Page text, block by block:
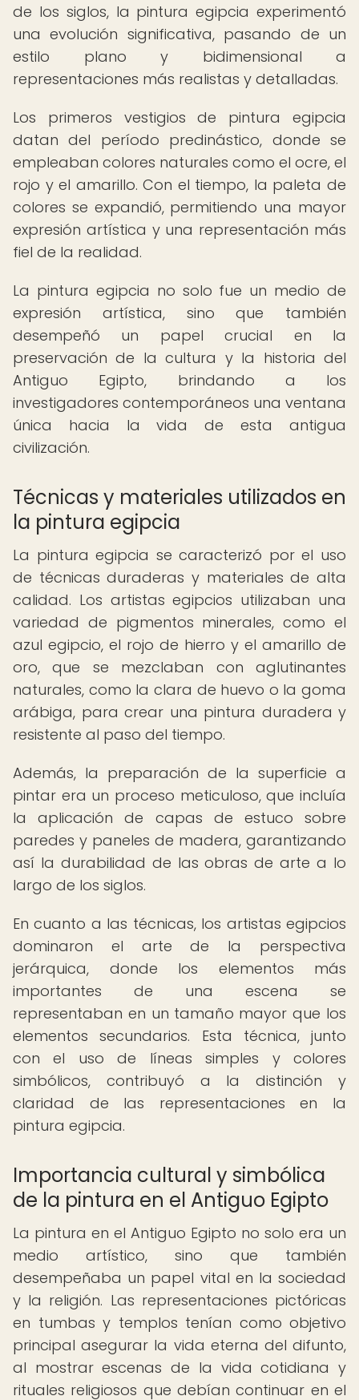
de los siglos, la pintura egipcia experimentó
una evolución significativa, pasando de un
estilo plano y bidimensional a
representaciones más realistas y detalladas.
Los primeros vestigios de pintura egipcia
datan del período predinástico, donde se
empleaban colores naturales como el ocre, el
rojo y el amarillo. Con el tiempo, la paleta de
colores se expandió, permitiendo una mayor
expresión artística y una representación más
fiel de la realidad.
La pintura egipcia no solo fue un medio de
expresión artística, sino que también
desempeñó un papel crucial en la
preservación de la cultura y la historia del
Antiguo Egipto, brindando a los
investigadores contemporáneos una ventana
única hacia la vida de esta antigua
civilización.
Técnicas y materiales utilizados en
la pintura egipcia
La pintura egipcia se caracterizó por el uso
de técnicas duraderas y materiales de alta
calidad. Los artistas egipcios utilizaban una
variedad de pigmentos minerales, como el
azul egipcio, el rojo de hierro y el amarillo de
oro, que se mezclaban con aglutinantes
naturales, como la clara de huevo o la goma
arábiga, para crear una pintura duradera y
resistente al paso del tiempo.
Además, la preparación de la superficie a
pintar era un proceso meticuloso, que incluía
la aplicación de capas de estuco sobre
paredes y paneles de madera, garantizando
así la durabilidad de las obras de arte a lo
largo de los siglos.
En cuanto a las técnicas, los artistas egipcios
dominaron el arte de la perspectiva
jerárquica, donde los elementos más
importantes de una escena se
representaban en un tamaño mayor que los
elementos secundarios. Esta técnica, junto
con el uso de líneas simples y colores
simbólicos, contribuyó a la distinción y
claridad de las representaciones en la
pintura egipcia.
Importancia cultural y simbólica
de la pintura en el Antiguo Egipto
La pintura en el Antiguo Egipto no solo era un
medio artístico, sino que también
desempeñaba un papel vital en la sociedad
y la religión. Las representaciones pictóricas
en tumbas y templos tenían como objetivo
principal asegurar la vida eterna del difunto,
al mostrar escenas de la vida cotidiana y
rituales religiosos que debían continuar en el